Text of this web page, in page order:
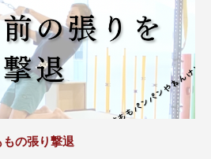
の張り撃退